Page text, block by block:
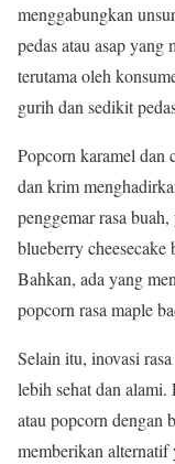
menggabungkan
pedas atau asap
terutama oleh
gurih dan sedikit
Popcorn karamel dan
dan krim
penggemar rasa
blueberry
Bahkan, ada yang
popcorn rasa maple
Selain itu, inovasi
lebih sehat dan alami.
atau popcorn dengan
memberikan alternatif